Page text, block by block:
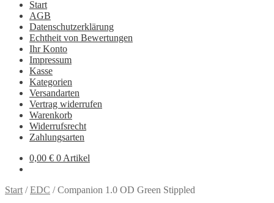
Start
AGB
Datenschutzerklärung
Echtheit von Bewertungen
Ihr Konto
Impressum
Kasse
Kategorien
Versandarten
Vertrag widerrufen
Warenkorb
Widerrufsrecht
Zahlungsarten
0,00 € 0 Artikel
Start /EDC /Companion 1.0 OD Green Stippled